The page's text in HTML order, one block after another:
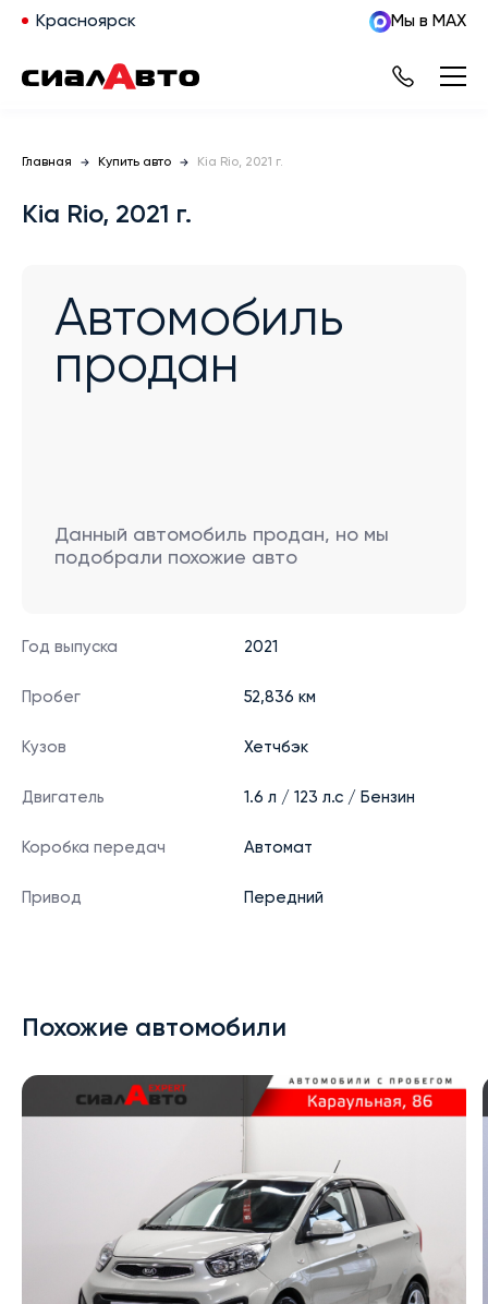
Красноярск Мы в MAX
Главная Купить авто Kia Rio, 2021 г.
Kia Rio, 2021 г.
Год выпуска 2021
Пробег 52,836 км
Кузов Хетчбэк
Двигатель 1.6 л / 123 л.с / Бензин
Коробка передач Автомат
Привод Передний
Автомобиль
продан
Данный автомобиль продан, но мы
подобрали похожие авто
Похожие автомобили